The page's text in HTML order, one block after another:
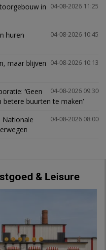
04-08-2026 11:25
in
04-08-2026 10:45
huren
04-08-2026 10:13
maar blijven
04-08-2026 09:30
‘Geen
buurten te maken’
04-08-2026 08:00
Nationale
& Leisure